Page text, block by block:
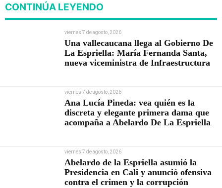
CONTINÚA LEYENDO
viernes 7 de agosto, 2026
Una vallecaucana llega al Gobierno De
La Espriella: María Fernanda Santa,
nueva viceministra de Infraestructura
viernes 7 de agosto, 2026
Ana Lucía Pineda: vea quién es la
discreta y elegante primera dama que
acompaña a Abelardo De La Espriella
viernes 7 de agosto, 2026
Abelardo de la Espriella asumió la
Presidencia en Cali y anunció ofensiva
contra el crimen y la corrupción